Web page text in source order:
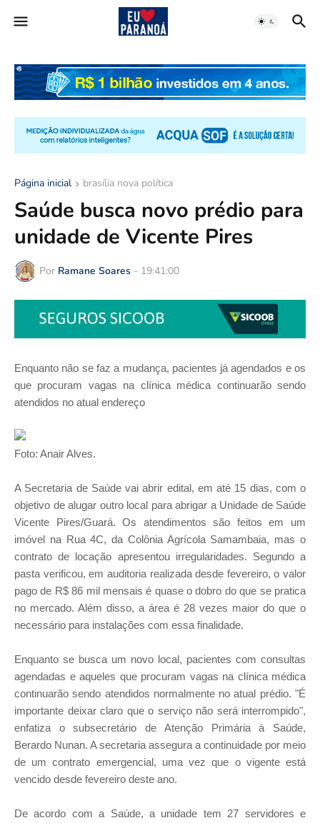
Página inicial brasília nova política
Saúde busca novo prédio para
unidade de Vicente Pires
Por Ramane Soares - 19:41:00
Enquanto não se faz a mudança, pacientes já agendados e os
que procuram vagas na clínica médica continuarão sendo
atendidos no atual endereço
Foto: Anair Alves.
A Secretaria de Saúde vai abrir edital, em até 15 dias, com o
objetivo de alugar outro local para abrigar a Unidade de Saúde
Vicente Pires/Guará. Os atendimentos são feitos em um
imóvel na Rua 4C, da Colônia Agrícola Samambaia, mas o
contrato de locação apresentou irregularidades. Segundo a
pasta verificou, em auditoria realizada desde fevereiro, o valor
pago de R$ 86 mil mensais é quase o dobro do que se pratica
no mercado. Além disso, a área é 28 vezes maior do que o
necessário para instalações com essa finalidade.
Enquanto se busca um novo local, pacientes com consultas
agendadas e aqueles que procuram vagas na clínica médica
continuarão sendo atendidos normalmente no atual prédio. "É
importante deixar claro que o serviço não será interrompido",
enfatiza o subsecretário de Atenção Primária à Saúde,
Berardo Nunan. A secretaria assegura a continuidade por meio
de um contrato emergencial, uma vez que o vigente está
vencido desde fevereiro deste ano.
De acordo com a Saúde, a unidade tem 27 servidores e